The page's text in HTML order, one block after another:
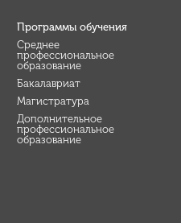
Программы обучения
Среднее
профессиональное
образование
Бакалавриат
Магистратура
Дополнительное
профессиональное
образование